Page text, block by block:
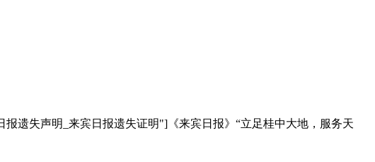
遗失声明_来宾日报遗失证明"]《来宾日报》“立足桂中大地，服务天